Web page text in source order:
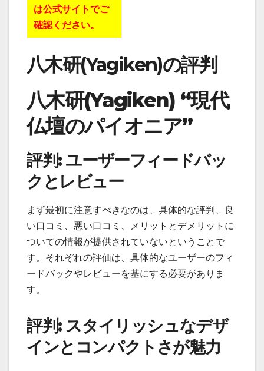
は公式サイトでご
確認ください。
八木研(Yagiken)の評判
八木研(Yagiken) “現代
仏壇のパイオニア”
評判: ユーザーフィードバッ
クとレビュー
まず最初に注意すべきなのは、具体的な評判、良
い口コミ、悪い口コミ、メリットとデメリットに
ついての情報が提供されていないということで
す。それぞれの評価は、具体的なユーザーのフィ
ードバックやレビューを基にする必要がありま
す。
評判: スタイリッシュなデザ
インとコンパクトさが魅力